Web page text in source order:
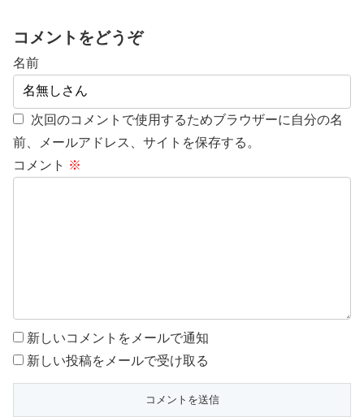
コメントをどうぞ
名前
次回のコメントで使用するためブラウザーに自分の名
前、メールアドレス、サイトを保存する。
コメント ※
新しいコメントをメールで通知
新しい投稿をメールで受け取る